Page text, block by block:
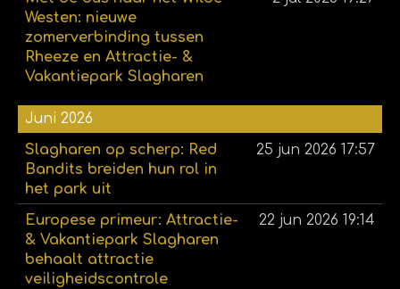
Westen: nieuwe
zomerverbinding tussen
Rheeze en Attractie- &
Vakantiepark Slagharen
Juni 2026
Slagharen op scherp: Red
Bandits breiden hun rol in
het park uit
25 jun 2026 17:57
Europese primeur: Attractie-
& Vakantiepark Slagharen
behaalt attractie
veiligheidscontrole
22 jun 2026 19:14